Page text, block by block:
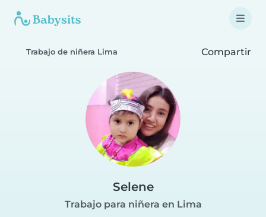
Trabajo de niñera Lima Compartir
Selene
Trabajo para niñera en Lima